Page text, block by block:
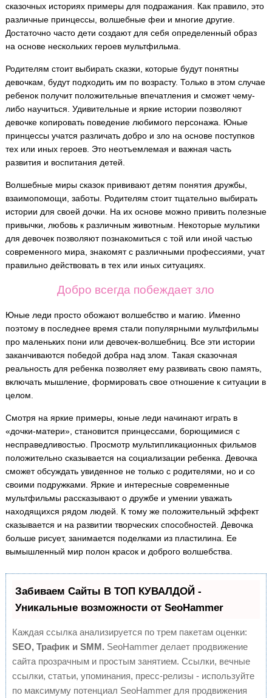
сказочных историях примеры для подражания. Как правило, это
различные принцессы, волшебные феи и многие другие.
Достаточно часто дети создают для себя определенный образ
на основе нескольких героев мультфильма.
Родителям стоит выбирать сказки, которые будут понятны
девочкам, будут подходить им по возрасту. Только в этом случае
ребенок получит положительные впечатления и сможет чему-
либо научиться. Удивительные и яркие истории позволяют
девочке копировать поведение любимого персонажа. Юные
принцессы учатся различать добро и зло на основе поступков
тех или иных героев. Это неотъемлемая и важная часть
развития и воспитания детей.
Волшебные миры сказок прививают детям понятия дружбы,
взаимопомощи, заботы. Родителям стоит тщательно выбирать
истории для своей дочки. На их основе можно привить полезные
привычки, любовь к различным животным. Некоторые мультики
для девочек позволяют познакомиться с той или иной частью
современного мира, знакомят с различными профессиями, учат
правильно действовать в тех или иных ситуациях.
Добро всегда побеждает зло
Юные леди просто обожают волшебство и магию. Именно
поэтому в последнее время стали популярными мультфильмы
про маленьких пони или девочек-волшебниц. Все эти истории
заканчиваются победой добра над злом. Такая сказочная
реальность для ребенка позволяет ему развивать свою память,
включать мышление, формировать свое отношение к ситуации в
целом.
Смотря на яркие примеры, юные леди начинают играть в
«дочки-матери», становится принцессами, борющимися с
несправедливостью. Просмотр мультипликационных фильмов
положительно сказывается на социализации ребенка. Девочка
сможет обсуждать увиденное не только с родителями, но и со
своими подружками. Яркие и интересные современные
мультфильмы рассказывают о дружбе и умении уважать
находящихся рядом людей. К тому же положительный эффект
сказывается и на развитии творческих способностей. Девочка
больше рисует, занимается поделками из пластилина. Ее
вымышленный мир полон красок и доброго волшебства.
Забиваем Сайты В ТОП КУВАЛДОЙ -
Уникальные возможности от SeoHammer
Каждая ссылка анализируется по трем пакетам оценки:
SEO, Трафик и SMM. SeoHammer делает продвижение
сайта прозрачным и простым занятием. Ссылки, вечные
ссылки, статьи, упоминания, пресс-релизы - используйте
по максимуму потенциал SeoHammer для продвижения